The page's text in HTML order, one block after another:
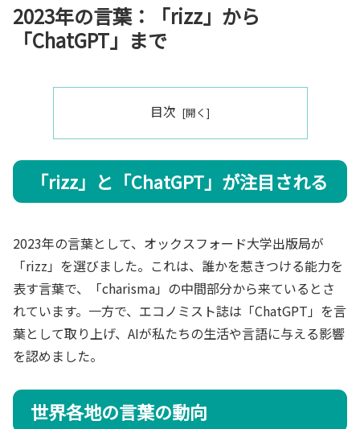
2023年の言葉：「rizz」から
「ChatGPT」まで
目次
「rizz」と「ChatGPT」が注目される
2023年の言葉として、オックスフォード大学出版局が
「rizz」を選びました。これは、誰かを惹きつける能力を
表す言葉で、「charisma」の中間部分から来ているとさ
れています。一方で、エコノミスト誌は「ChatGPT」を言
葉として取り上げ、AIが私たちの生活や言語に与える影響
を認めました。
世界各地の言葉の動向